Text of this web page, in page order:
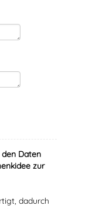
Daten
zur
dadurch